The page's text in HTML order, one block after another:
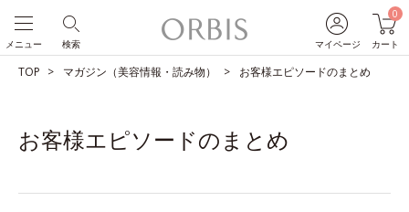
マイページ
0
カート
検索
メニュー
TOP マガジン（美容情報・読み物） お客様エピソードのまとめ
お客様エピソードのまとめ